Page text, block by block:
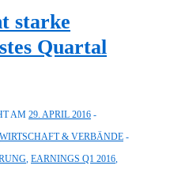
starke
Quartal
AM 29. APRIL 2016
WIRTSCHAFT & VERBÄNDE
, EARNINGS Q1 2016,